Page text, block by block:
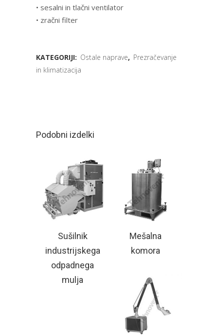
• sesalni in tlačni ventilator
• zračni filter
KATEGORIJI: Ostale naprave, Prezračevanje
in klimatizacija
Podobni izdelki
Sušilnik
industrijskega
odpadnega
mulja
Mešalna
komora